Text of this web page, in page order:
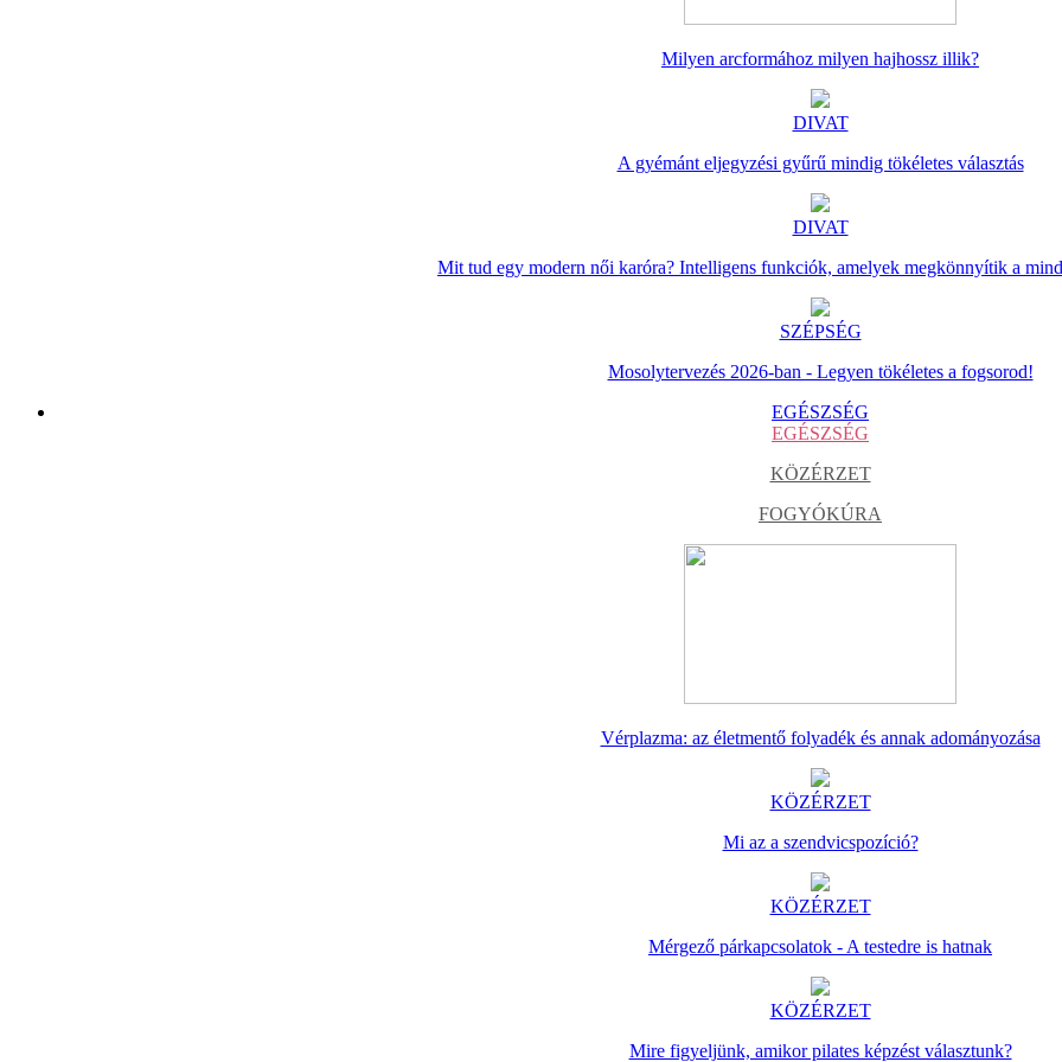
Milyen arcformához milyen hajhossz illik?
DIVAT
A gyémánt eljegyzési gyűrű mindig tökéletes választás
DIVAT
Mit tud egy modern női karóra? Intelligens funkciók, amelyek megkönnyítik a
SZÉPSÉG
Mosolytervezés 2026-ban - Legyen tökéletes a fogsorod!
EGÉSZSÉG
EGÉSZSÉG
KÖZÉRZET
FOGYÓKÚRA
Vérplazma: az életmentő folyadék és annak adományozása
KÖZÉRZET
Mi az a szendvicspozíció?
KÖZÉRZET
Mérgező párkapcsolatok - A testedre is hatnak
KÖZÉRZET
Mire figyeljünk, amikor pilates képzést választunk?